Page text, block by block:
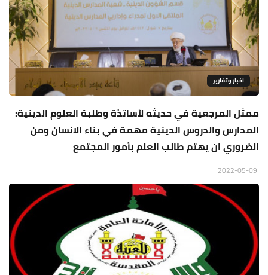
اخبار وتقارير
ممثل المرجعية في حديثه لأساتذة وطلبة العلوم الدينية:
المدارس والدروس الدينية مهمة في بناء الانسان ومن
الضروري ان يهتم طالب العلم بأمور المجتمع